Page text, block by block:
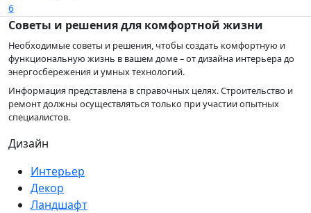
6
Советы и решения для комфортной жизни
Необходимые советы и решения, чтобы создать комфортную и
функциональную жизнь в вашем доме – от дизайна интерьера до
энергосбережения и умных технологий.
Информация представлена в справочных целях. Строительство и
ремонт должны осуществляться только при участии опытных
специалистов.
Дизайн
Интерьер
Декор
Ландшафт